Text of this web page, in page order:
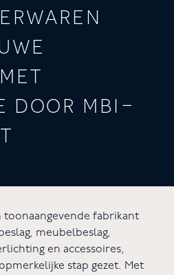
door mbi-
toonaangevende fabrikant
meubelbeslag,
en accessoires,
stap gezet. Met